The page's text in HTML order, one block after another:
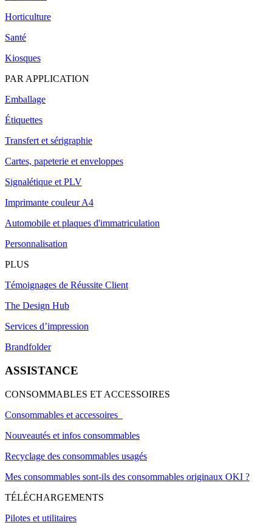
Horticulture
Santé
Kiosques
PAR APPLICATION
Emballage
Étiquettes
Transfert et sérigraphie
Cartes, papeterie et enveloppes
Signalétique et PLV
Imprimante couleur A4
Automobile et plaques d'immatriculation
Personnalisation
PLUS
Témoignages de Réussite Client
The Design Hub
Services d’impression
Brandfolder
ASSISTANCE
CONSOMMABLES ET ACCESSOIRES
Consommables et accessoires
Nouveautés et infos consommables
Recyclage des consommables usagés
Mes consommables sont-ils des consommables originaux OKI ?
TÉLÉCHARGEMENTS
Pilotes et utilitaires